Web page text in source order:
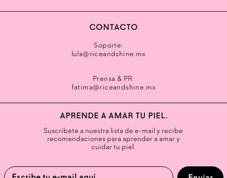
CONTACTO
Soporte:
lula@riceandshine.mx
Prensa & PR:
fatima@riceandshine.mx
APRENDE A AMAR TU PIEL.
Suscríbete a nuestra lista de e-mail y recibe
recomendaciones para aprender a amar y
cuidar tu piel.